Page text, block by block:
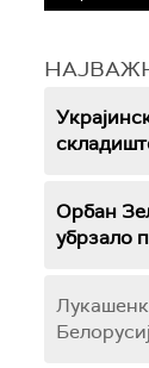
Орбан
убрзало